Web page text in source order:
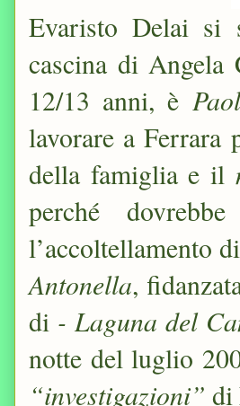
Evaristo Delai si
cascina di
12/13 anni, è
lavorare a Ferrara
della famiglia e il
perché
l’accoltellamento
Antonella,
di - Laguna del
notte del luglio
“investigazioni” di